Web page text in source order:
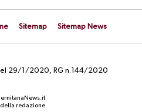
Sitemap Sitemap News
29/1/2020, RG n.144/2020
della redazione